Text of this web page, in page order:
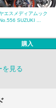
エスメディアムック
SUZUKI ...
購入
を見る